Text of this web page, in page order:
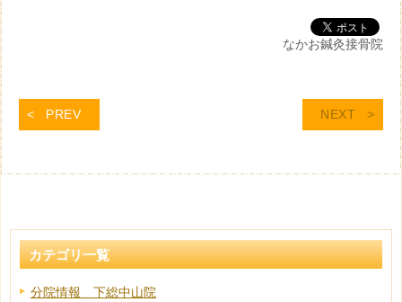
なかお鍼灸接骨院
PREV NEXT
カテゴリ一覧
分院情報 下総中山院